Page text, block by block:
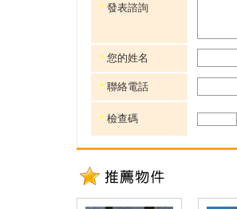
* 發表諮詢
* 您的姓名
* 聯絡電話
* 檢查碼